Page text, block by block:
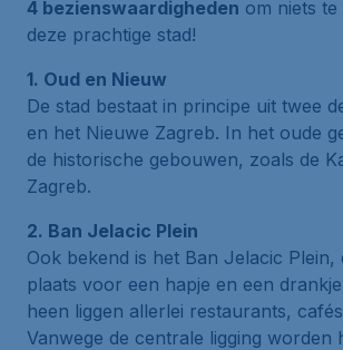
4 bezienswaardigheden om niets te
deze prachtige stad!
1. Oud en Nieuw
De stad bestaat in principe uit twee
en het Nieuwe Zagreb. In het oude
de historische gebouwen, zoals de
Zagreb.
2. Ban Jelacic Plein
Ook bekend is het Ban Jelacic Plein,
plaats voor een hapje en een
heen liggen allerlei restaurants,
Vanwege de centrale ligging worden